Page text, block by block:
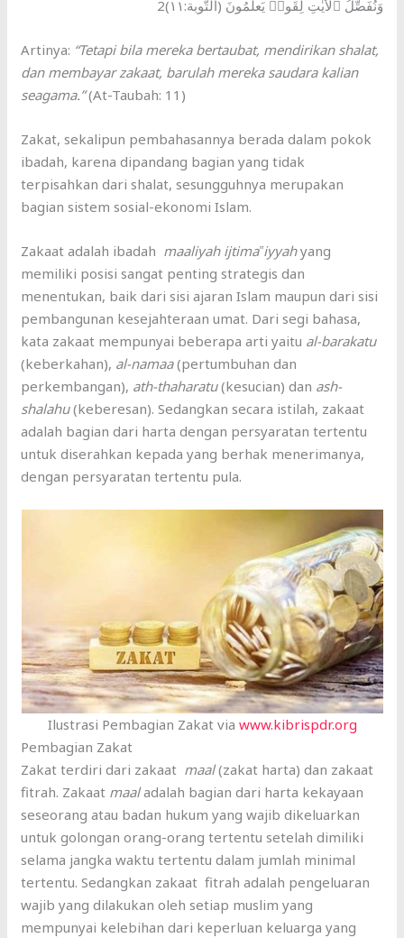
وَنُفَصِّلُ ٱلأَيٰتِ لِقَومٖ يَعلَمُونَ (التّوبة:١١)2
Artinya: “Tetapi bila mereka bertaubat, mendirikan shalat,
dan membayar zakaat, barulah mereka saudara kalian
seagama.”(At-Taubah: 11)
Zakat, sekalipun pembahasannya berada dalam pokok
ibadah, karena dipandang bagian yang tidak
terpisahkan dari shalat, sesungguhnya merupakan
bagian sistem sosial-ekonomi Islam.
Zakaat adalah ibadah maaliyah ijtima‟iyyahyang
memiliki posisi sangat penting strategis dan
menentukan, baik dari sisi ajaran Islam maupun dari sisi
pembangunan kesejahteraan umat. Dari segi bahasa,
kata zakaat mempunyai beberapa arti yaitu al-barakatu
(keberkahan), al-namaa(pertumbuhan dan
perkembangan), ath-thaharatu(kesucian) dan ash-
shalahu(keberesan). Sedangkan secara istilah, zakaat
adalah bagian dari harta dengan persyaratan tertentu
untuk diserahkan kepada yang berhak menerimanya,
dengan persyaratan tertentu pula.
Ilustrasi Pembagian Zakat via www.kibrispdr.org
Pembagian Zakat
Zakat terdiri dari zakaat maal(zakat harta) dan zakaat
fitrah. Zakaat maaladalah bagian dari harta kekayaan
seseorang atau badan hukum yang wajib dikeluarkan
untuk golongan orang-orang tertentu setelah dimiliki
selama jangka waktu tertentu dalam jumlah minimal
tertentu. Sedangkan zakaat fitrah adalah pengeluaran
wajib yang dilakukan oleh setiap muslim yang
mempunyai kelebihan dari keperluan keluarga yang